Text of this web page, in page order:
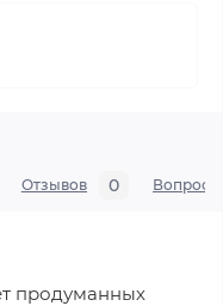
Отзывов 0 Вопросы
продуманных